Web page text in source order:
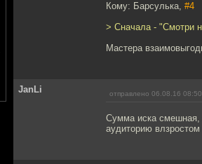
Кому: Барсулька, #4
> Сначала - "Смотри
Мастера
JanLi отправлено 06.08.16 08:50
Сумма иска смешная,
аудиторию